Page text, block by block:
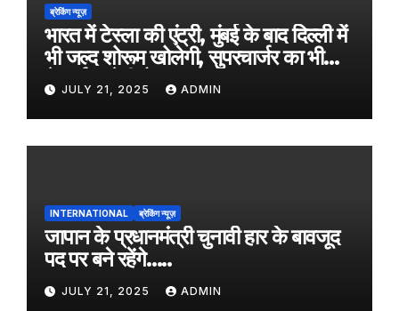
ब्रेकिंग न्यूज़
भारत में टेस्ला की एंट्री, मुंबई के बाद दिल्ली में
भी जल्द शोरूम खोलेगी, सुपरचार्जर का भी
नेटवर्क करेगी तैयार
JULY 21, 2025 ADMIN
INTERNATIONAL ब्रेकिंग न्यूज़
जापान के प्रधानमंत्री चुनावी हार के बावजूद
पद पर बने रहेंगे…..
JULY 21, 2025 ADMIN